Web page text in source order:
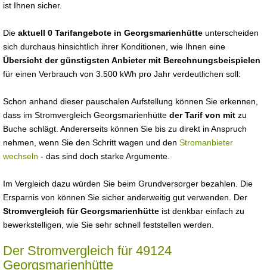
ist Ihnen sicher.
Die aktuell 0 Tarifangebote in Georgsmarienhütte unterscheiden
sich durchaus hinsichtlich ihrer Konditionen, wie Ihnen eine
Übersicht der günstigsten Anbieter mit Berechnungsbeispielen
für einen Verbrauch von 3.500 kWh pro Jahr verdeutlichen soll:
Schon anhand dieser pauschalen Aufstellung können Sie erkennen,
dass im Stromvergleich Georgsmarienhütte der Tarif von mit zu
Buche schlägt. Andererseits können Sie bis zu direkt in Anspruch
nehmen, wenn Sie den Schritt wagen und den Stromanbieter
wechseln - das sind doch starke Argumente.
Im Vergleich dazu würden Sie beim Grundversorger bezahlen. Die
Ersparnis von können Sie sicher anderweitig gut verwenden. Der
Stromvergleich für Georgsmarienhütte ist denkbar einfach zu
bewerkstelligen, wie Sie sehr schnell feststellen werden.
Der Stromvergleich für 49124
Georgsmarienhütte